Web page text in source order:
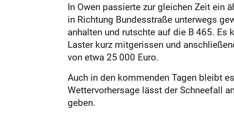
In Owen passierte zur gleichen Zeit ein
in Richtung Bundesstraße unterwegs
anhalten und rutschte auf die B 465.
Laster kurz mitgerissen und
von etwa 25 000 Euro.
Auch in den kommenden Tagen bleibt
Wettervorhersage lässt der Schneefall
geben.